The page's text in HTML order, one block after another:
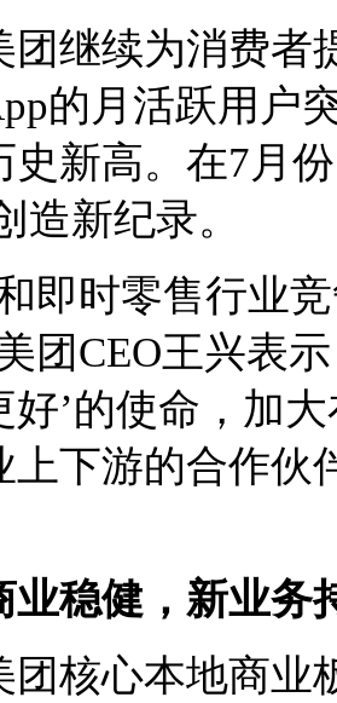
团继续为消费者
的月活跃用户
史新高。在7月
造新纪录。
即时零售行业
团CEO王兴表
好’的使命，加
上下游的合作
业稳健，新业务
团核心本地商业